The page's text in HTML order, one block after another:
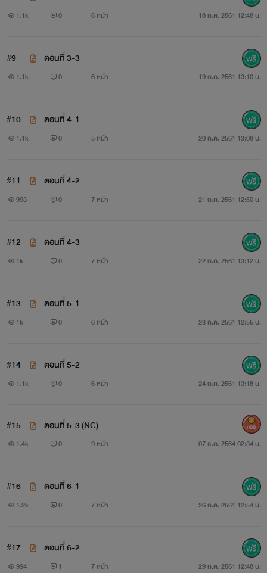
1.1k 0 6 หน้า 18 ก.ค. 2561 12:48 น.
#9 ตอนที่ 3-3
1.1k 0 6 หน้า 19 ก.ค. 2561 13:10 น.
#10 ตอนที่ 4-1
1.1k 0 5 หน้า 20 ก.ค. 2561 13:08 น.
#11 ตอนที่ 4-2
993 0 7 หน้า 21 ก.ค. 2561 12:50 น.
#12 ตอนที่ 4-3
1k 0 7 หน้า 22 ก.ค. 2561 13:12 น.
#13 ตอนที่ 5-1
1k 0 6 หน้า 23 ก.ค. 2561 12:55 น.
#14 ตอนที่ 5-2
1.1k 0 6 หน้า 24 ก.ค. 2561 13:18 น.
#15 ตอนที่ 5-3 (NC)
1.4k 0 9 หน้า 07 ธ.ค. 2564 02:34 น.
900
#16 ตอนที่ 6-1
1.2k 0 7 หน้า 26 ก.ค. 2561 12:54 น.
#17 ตอนที่ 6-2
994 1 7 หน้า 29 ก.ค. 2561 12:48 น.